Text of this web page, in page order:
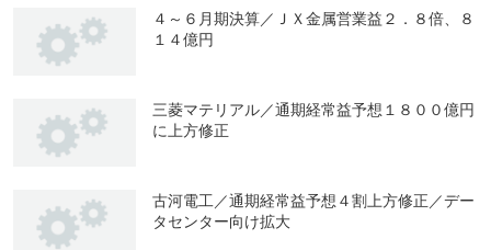
４～６月期決算／ＪＸ金属営業益２．８倍、８
１４億円
三菱マテリアル／通期経常益予想１８００億円
に上方修正
古河電工／通期経常益予想４割上方修正／デー
タセンター向け拡大